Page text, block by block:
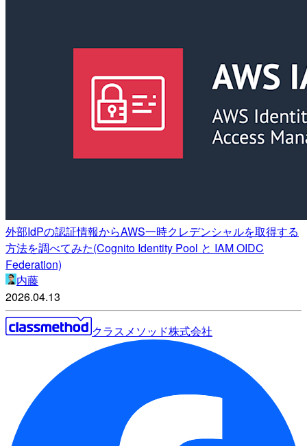
外部IdPの認証情報からAWS一時クレデンシャルを取得する
方法を調べてみた(Cognito Identity Pool と IAM OIDC
Federation)
内藤
2026.04.13
クラスメソッド株式会社